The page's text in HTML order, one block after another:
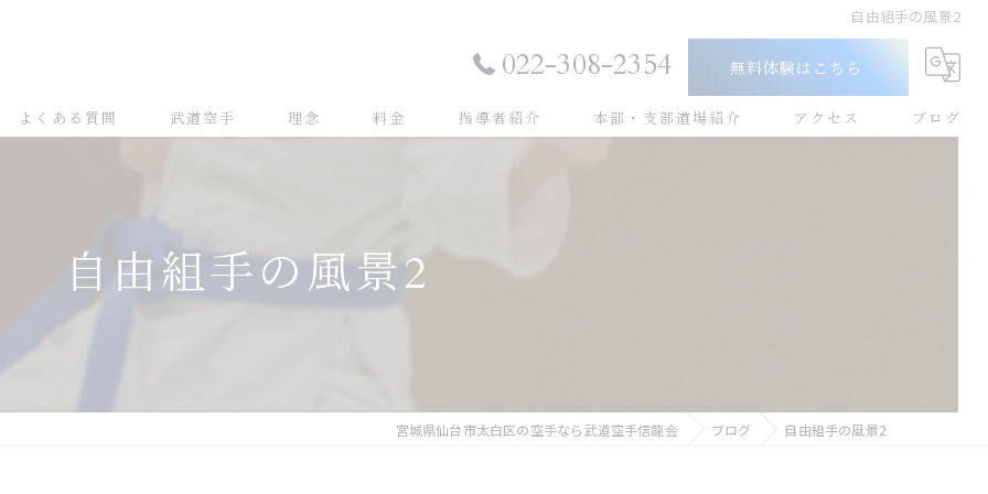
自由組手の風景2
022-308-2354 無料体験はこちら
よくある質問 武道空手 理念 料金 指導者紹介 本部・支部道場紹介 アクセス ブログ
自由組手の風景2
宮城県仙台市太白区の空手なら武道空手信龍会 ブログ 自由組手の風景2